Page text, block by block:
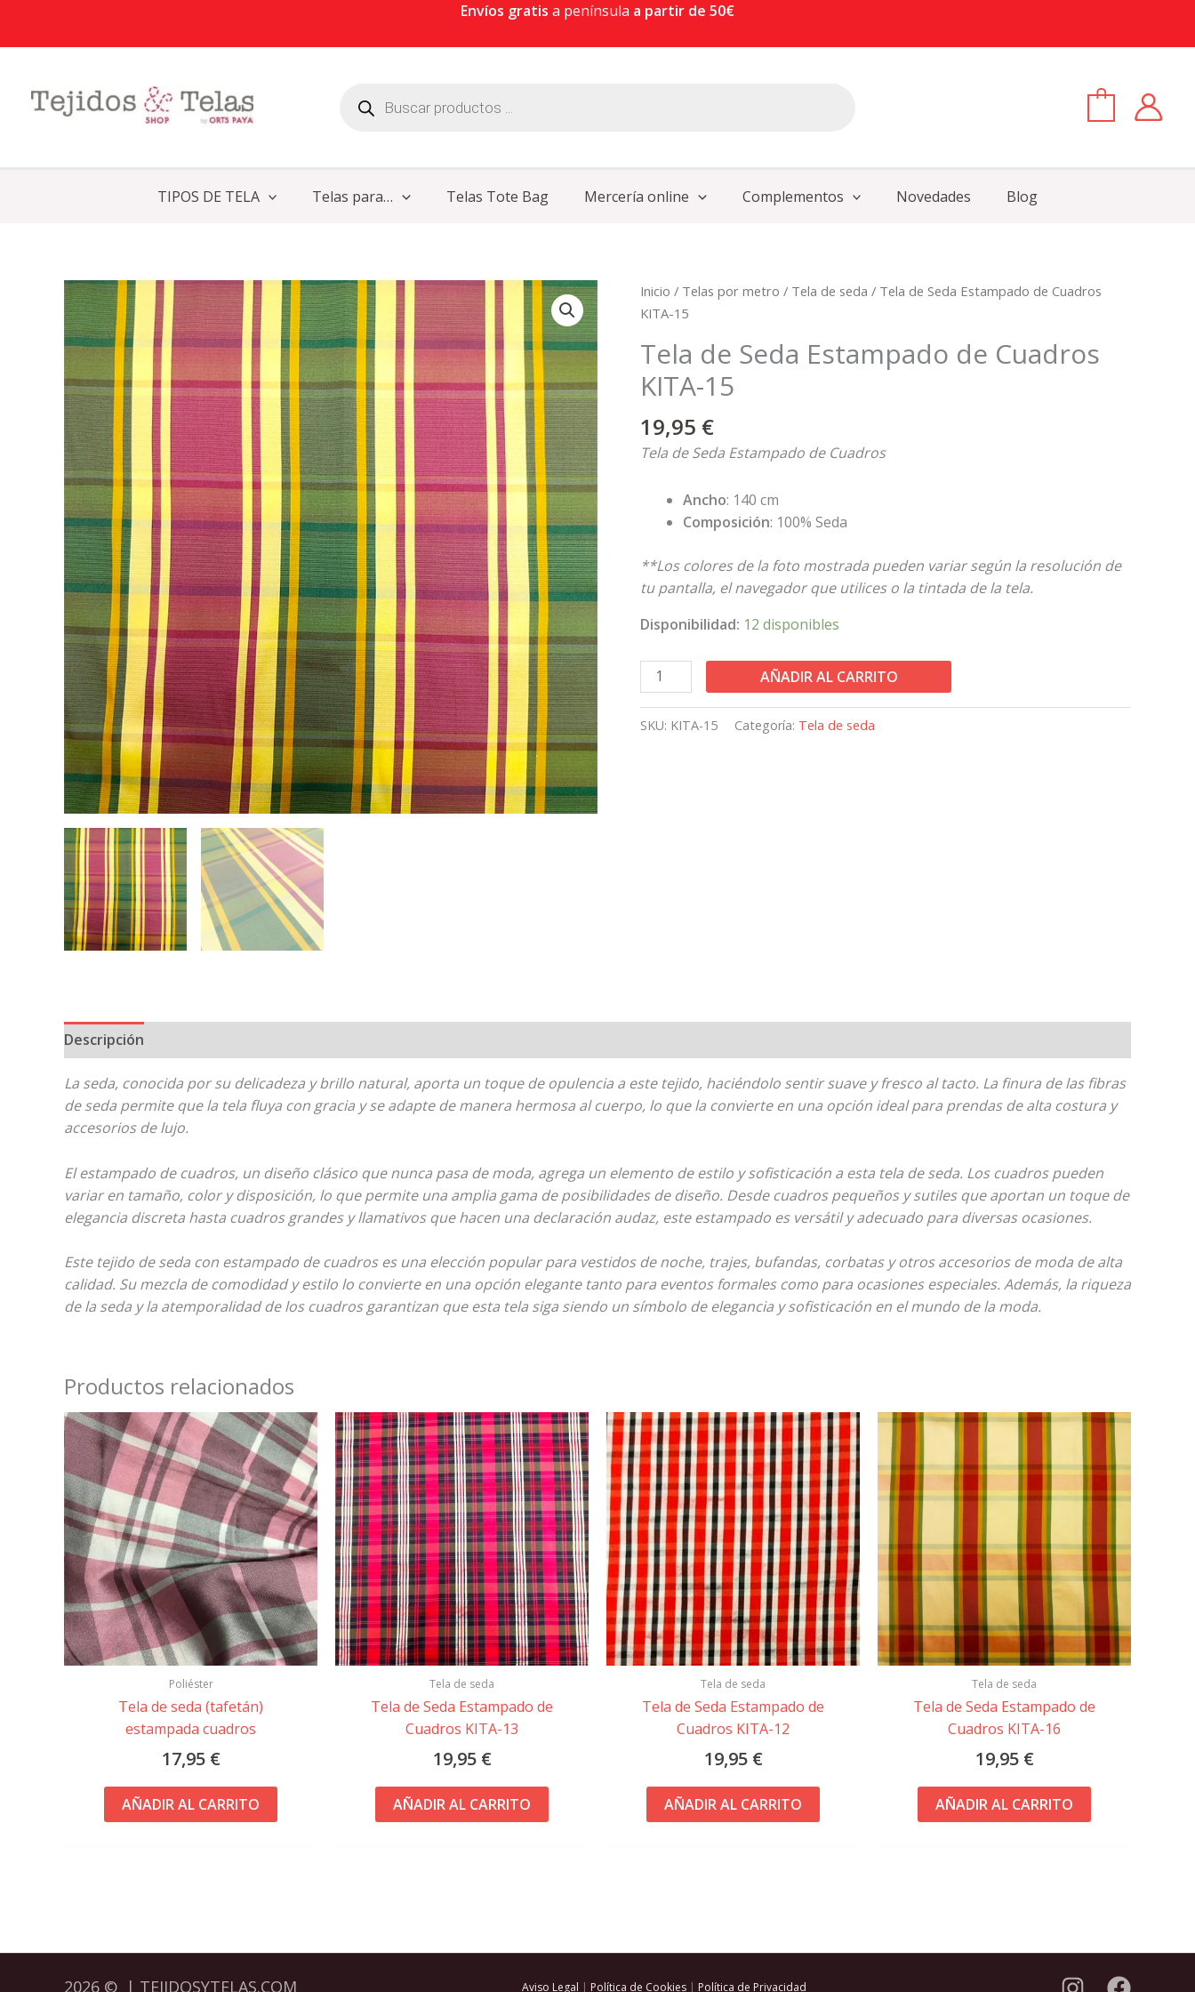
Envíos gratis a península a partir de 50€
TIPOS DE TELA Telas para… Telas Tote Bag Mercería online Complementos Novedades Blog
Inicio / Telas por metro / Tela de seda / Tela de Seda Estampado de Cuadros
KITA-15
Tela de Seda Estampado de Cuadros
KITA-15
19,95 €
Tela de Seda Estampado de Cuadros
Ancho: 140 cm
Composición: 100% Seda
**Los colores de la foto mostrada pueden variar según la resolución de
tu pantalla, el navegador que utilices o la tintada de la tela.
Disponibilidad: 12 disponibles
Tela
de
Estampado
de
Cuadros
KITA-
15
AÑADIR AL CARRITO
SKU: KITA-15 Categoría: Tela de seda
Descripción
La seda, conocida por su delicadeza y brillo natural, aporta un toque de opulencia a este tejido, haciéndolo sentir suave y fresco al tacto. La finura de las fibras
de seda permite que la tela fluya con gracia y se adapte de manera hermosa al cuerpo, lo que la convierte en una opción ideal para prendas de alta costura y
accesorios de lujo.
El estampado de cuadros, un diseño clásico que nunca pasa de moda, agrega un elemento de estilo y sofisticación a esta tela de seda. Los cuadros pueden
variar en tamaño, color y disposición, lo que permite una amplia gama de posibilidades de diseño. Desde cuadros pequeños y sutiles que aportan un toque de
elegancia discreta hasta cuadros grandes y llamativos que hacen una declaración audaz, este estampado es versátil y adecuado para diversas ocasiones.
Este tejido de seda con estampado de cuadros es una elección popular para vestidos de noche, trajes, bufandas, corbatas y otros accesorios de moda de alta
calidad. Su mezcla de comodidad y estilo lo convierte en una opción elegante tanto para eventos formales como para ocasiones especiales. Además, la riqueza
de la seda y la atemporalidad de los cuadros garantizan que esta tela siga siendo un símbolo de elegancia y sofisticación en el mundo de la moda.
Productos relacionados
Poliéster
Tela de seda (tafetán)
estampada cuadros
17,95 €
AÑADIR AL CARRITO
Tela de seda
Tela de Seda Estampado de
Cuadros KITA-13
19,95 €
AÑADIR AL CARRITO
Tela de seda
Tela de Seda Estampado de
Cuadros KITA-12
19,95 €
AÑADIR AL CARRITO
Tela de seda
Tela de Seda Estampado de
Cuadros KITA-16
19,95 €
AÑADIR AL CARRITO
2026 © | TEJIDOSYTELAS.COM Aviso Legal | Política de Cookies| Política de Privacidad